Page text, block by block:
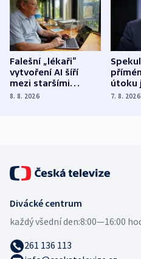
Falešní „lékaři“
vytvoření AI šíří
mezi staršími
Poláky nebezpečné
8. 8. 2026
útoku
míní
7. 8. 2026
Divácké centrum
každý všední den:8:00—16:00
261 136 113